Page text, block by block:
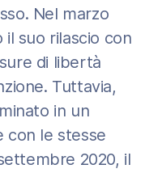
Nel marzo
suo rilascio con
di libertà
Tuttavia,
in un
con le stesse
2020, il